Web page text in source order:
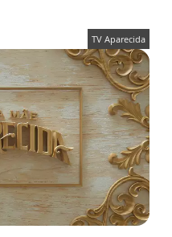
TV Aparecida